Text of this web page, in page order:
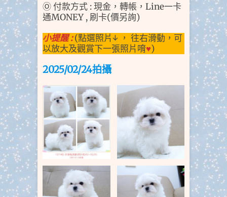
Ⓞ 付款方式 : 現金，轉帳，Line一卡
通MONEY , 刷卡(價另詢)
小提醒 :(點選照片↓ ， 往右滑動，可
以放大及觀賞下一張照片唷♥)
2025/02/24拍攝